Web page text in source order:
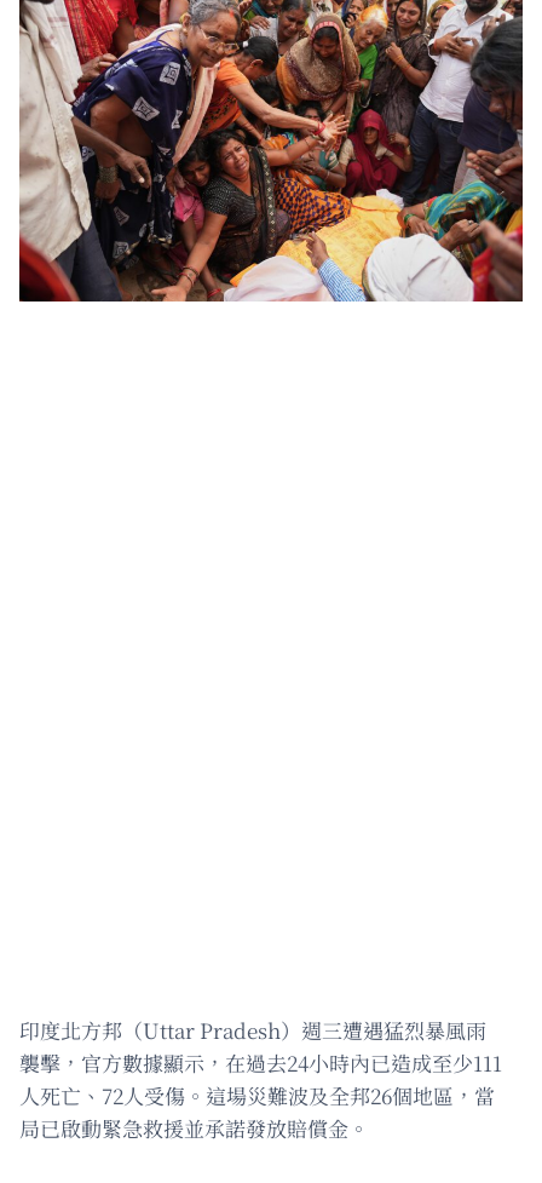
印度北方邦（Uttar Pradesh）週三遭遇猛烈暴風雨
襲擊，官方數據顯示，在過去24小時內已造成至少111
人死亡、72人受傷。這場災難波及全邦26個地區，當
局已啟動緊急救援並承諾發放賠償金。